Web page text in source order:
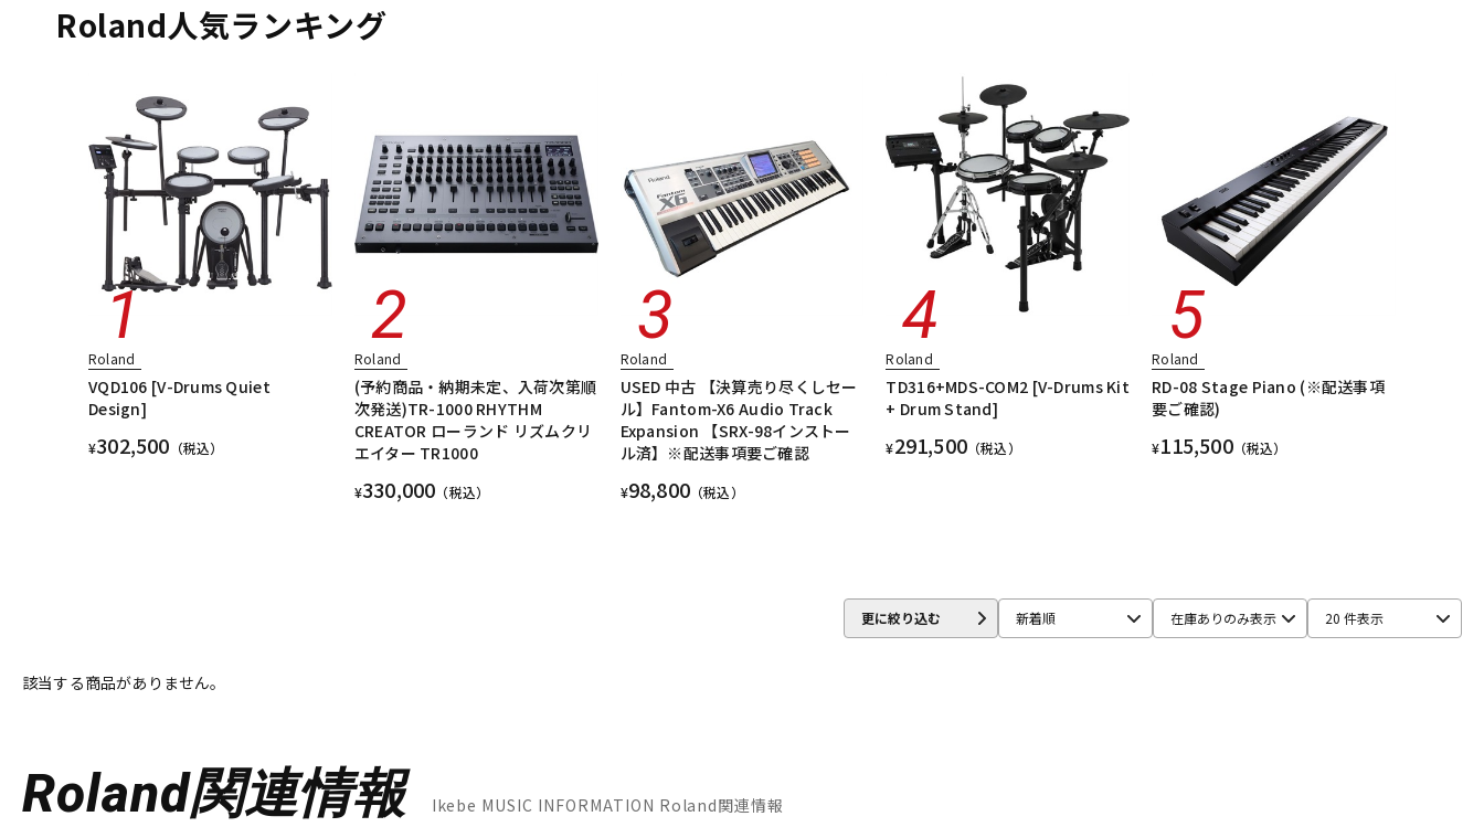
中古 ヴィンテージ
Roland人気ランキング
Roland
VQD106 [V-Drums Quiet
Design]
¥302,500 （税込）
Roland
(予約商品・納期未定、入荷次第順
次発送)TR-1000 RHYTHM
CREATOR ローランド リズムクリ
エイター TR1000
¥330,000 （税込）
Roland
USED 中古 【決算売り尽くしセー
ル】Fantom-X6 Audio Track
Expansion 【SRX-98インストー
ル済】※配送事項要ご確認
¥98,800 （税込）
Roland
TD316+MDS-COM2 [V-Drums Kit
+ Drum Stand]
¥291,500 （税込）
Roland
RD-08 Stage Piano (※配送事項
要ご確認)
¥115,500（税込）
更に絞り込む 新着順 在庫ありのみ表示 20 件表示
該当する商品がありません。
Roland関連情報 Ikebe MUSIC INFORMATION Roland関連情報